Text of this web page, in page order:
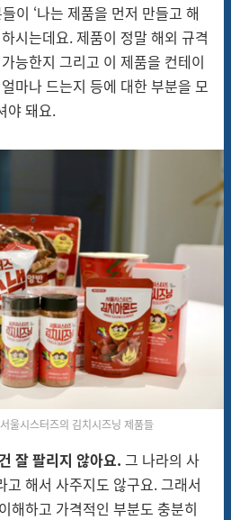
이 ‘나는 제품을 먼저 만들고 해
시는데요. 제품이 정말 해외 규격
능한지 그리고 이 제품을 컨테이
마나 드는지 등에 대한 부분을 모
야 돼요.
울시스터즈의 김치시즈닝 제품들
잘 팔리지 않아요. 그 나라의 사
고 해서 사주지도 않구요. 그래서
해하고 가격적인 부분도 충분히